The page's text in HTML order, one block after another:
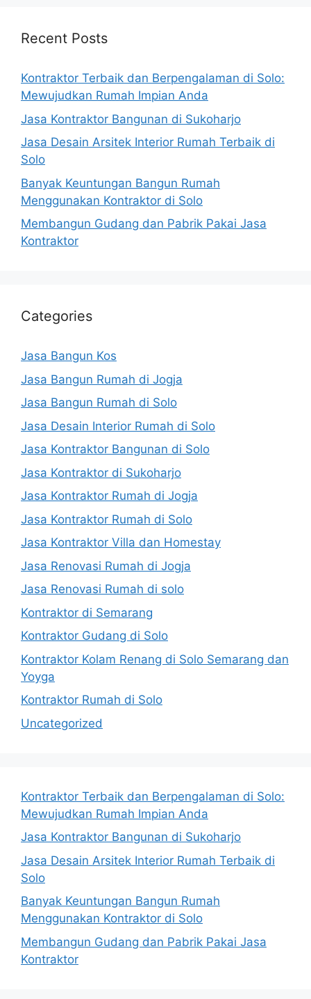
Recent Posts
Kontraktor Terbaik dan Berpengalaman di Solo:
Mewujudkan Rumah Impian Anda
Jasa Kontraktor Bangunan di Sukoharjo
Jasa Desain Arsitek Interior Rumah Terbaik di
Solo
Banyak Keuntungan Bangun Rumah
Menggunakan Kontraktor di Solo
Membangun Gudang dan Pabrik Pakai Jasa
Kontraktor
Categories
Jasa Bangun Kos
Jasa Bangun Rumah di Jogja
Jasa Bangun Rumah di Solo
Jasa Desain Interior Rumah di Solo
Jasa Kontraktor Bangunan di Solo
Jasa Kontraktor di Sukoharjo
Jasa Kontraktor Rumah di Jogja
Jasa Kontraktor Rumah di Solo
Jasa Kontraktor Villa dan Homestay
Jasa Renovasi Rumah di Jogja
Jasa Renovasi Rumah di solo
Kontraktor di Semarang
Kontraktor Gudang di Solo
Kontraktor Kolam Renang di Solo Semarang dan
Yoyga
Kontraktor Rumah di Solo
Uncategorized
Kontraktor Terbaik dan Berpengalaman di Solo:
Mewujudkan Rumah Impian Anda
Jasa Kontraktor Bangunan di Sukoharjo
Jasa Desain Arsitek Interior Rumah Terbaik di
Solo
Banyak Keuntungan Bangun Rumah
Menggunakan Kontraktor di Solo
Membangun Gudang dan Pabrik Pakai Jasa
Kontraktor